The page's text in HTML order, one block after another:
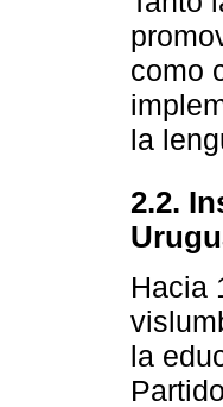
como
la
2.2.
Hacia
la